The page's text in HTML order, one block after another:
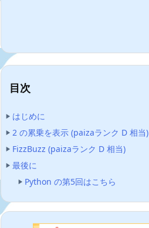
目次
はじめに
2 の累乗を表示 (paizaランク D 相当)
FizzBuzz (paizaランク D 相当)
最後に
Python の第5回はこちら